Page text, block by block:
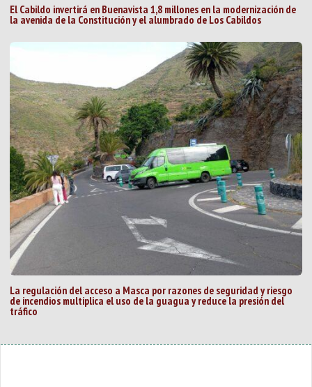
El Cabildo invertirá en Buenavista 1,8 millones en la modernización de
la avenida de la Constitución y el alumbrado de Los Cabildos
La regulación del acceso a Masca por razones de seguridad y riesgo
de incendios multiplica el uso de la guagua y reduce la presión del
tráfico